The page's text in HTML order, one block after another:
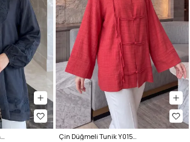
Jakar Detaylı Tunik Y0124 - LACİVERT Çin Düğmeli Tunik Y0158 - KIRMIZI